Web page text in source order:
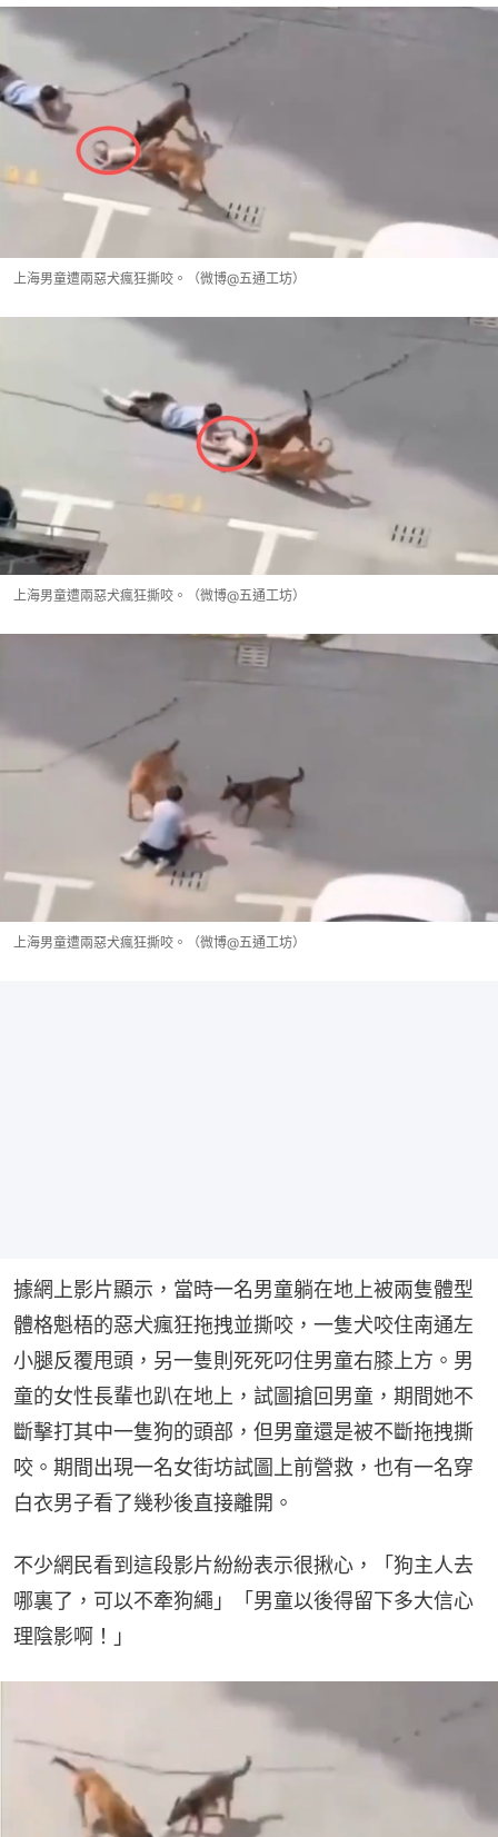
上海男童遭兩惡犬瘋狂撕咬。（微博@五通工坊）
上海男童遭兩惡犬瘋狂撕咬。（微博@五通工坊）
上海男童遭兩惡犬瘋狂撕咬。（微博@五通工坊）
據網上影片顯示，當時一名男童躺在地上被兩隻體型
體格魁梧的惡犬瘋狂拖拽並撕咬，一隻犬咬住南通左
小腿反覆甩頭，另一隻則死死叼住男童右膝上方。男
童的女性長輩也趴在地上，試圖搶回男童，期間她不
斷擊打其中一隻狗的頭部，但男童還是被不斷拖拽撕
咬。期間出現一名女街坊試圖上前營救，也有一名穿
白衣男子看了幾秒後直接離開。
不少網民看到這段影片紛紛表示很揪心，「狗主人去
哪裏了，可以不牽狗繩」「男童以後得留下多大信心
理陰影啊！」